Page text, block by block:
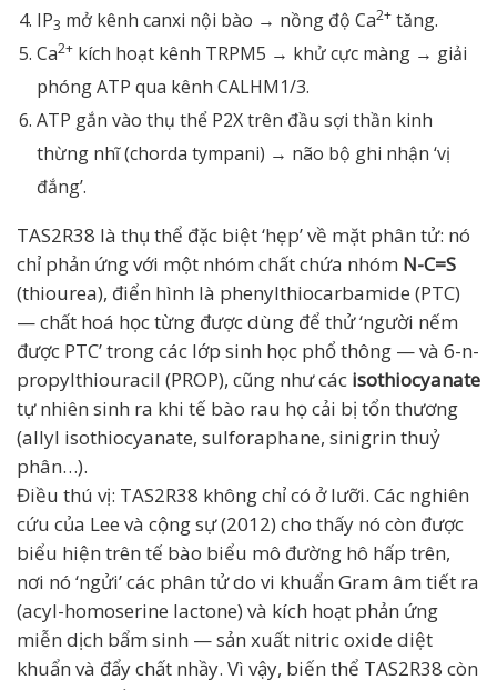
IP3 mở kênh canxi nội bào → nồng độ Ca2+ tăng.
Ca2+ kích hoạt kênh TRPM5 → khử cực màng → giải
phóng ATP qua kênh CALHM1/3.
ATP gắn vào thụ thể P2X trên đầu sợi thần kinh
thừng nhĩ (chorda tympani) → não bộ ghi nhận ‘vị
đắng’.
TAS2R38 là thụ thể đặc biệt ‘hẹp’ về mặt phân tử: nó
chỉ phản ứng với một nhóm chất chứa nhóm N-C=S
(thiourea), điển hình là phenylthiocarbamide (PTC)
— chất hoá học từng được dùng để thử ‘người nếm
được PTC’ trong các lớp sinh học phổ thông — và 6-n-
propylthiouracil (PROP), cũng như các isothiocyanate
tự nhiên sinh ra khi tế bào rau họ cải bị tổn thương
(allyl isothiocyanate, sulforaphane, sinigrin thuỷ
phân…).
Điều thú vị: TAS2R38 không chỉ có ở lưỡi. Các nghiên
cứu của Lee và cộng sự (2012) cho thấy nó còn được
biểu hiện trên tế bào biểu mô đường hô hấp trên,
nơi nó ‘ngửi’ các phân tử do vi khuẩn Gram âm tiết ra
(acyl-homoserine lactone) và kích hoạt phản ứng
miễn dịch bẩm sinh — sản xuất nitric oxide diệt
khuẩn và đẩy chất nhầy. Vì vậy, biến thể TAS2R38 còn